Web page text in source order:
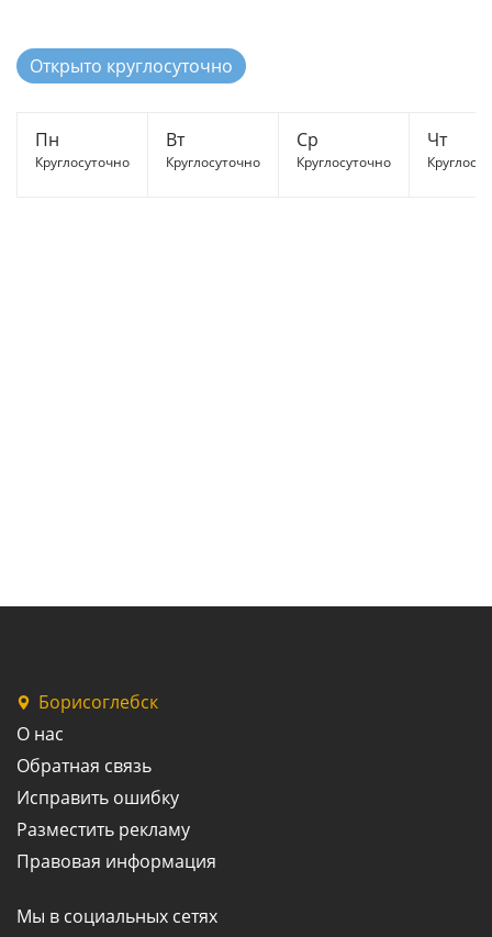
Открыто круглосуточно
Пн
Круглосуточно
Вт
Круглосуточно
Ср
Круглосуточно
Чт
Борисоглебск
О нас
Обратная связь
Исправить ошибку
Разместить рекламу
Правовая информация
Мы в социальных сетях